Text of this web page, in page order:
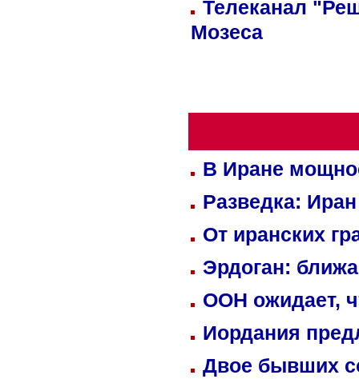
Телеканал
Мозеса
В Иране
Разведка:
От иранских
Эрдоган:
ООН ожидает,
Иордания
Двое бывших